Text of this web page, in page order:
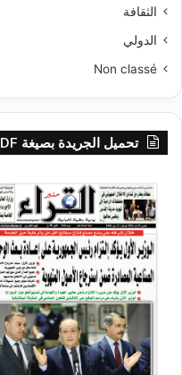
الثقافة
الدولي
Non classé
تحميل الجريدة بصيغة PDF